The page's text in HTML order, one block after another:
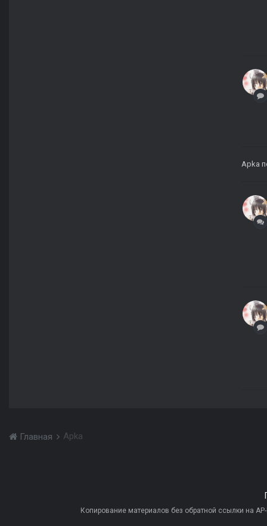
Apka
Главная Apka
Копирование материалов без обратной ссылки на